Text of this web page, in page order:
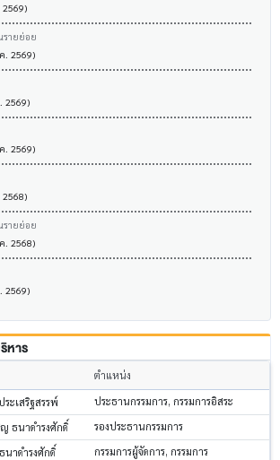
รายย่อย
. 2569)
2569)
. 2569)
รายย่อย
. 2568)
2569)
หาร
ตำแหน่ง
ะเสริฐสรรพ์
ประธานกรรมการ, กรรมการอิสระ
ธนาดำรงศักดิ์
รองประธานกรรมการ
าดำรงศักดิ์ กรรมการผู้จัดการ, กรรมการ